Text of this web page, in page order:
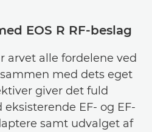
EOS R RF-beslag
arvet alle fordelene ved
med dets eget
giver det fuld
EF- og EF-
samt udvalget af